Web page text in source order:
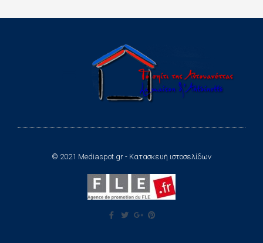
© 2021 Mediaspot.gr - Κατασκευή ιστοσελίδων